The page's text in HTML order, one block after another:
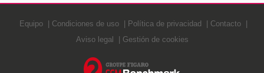
Equipo Condiciones de uso Política de privacidad
Contacto
Aviso legal
Gestión de cookies